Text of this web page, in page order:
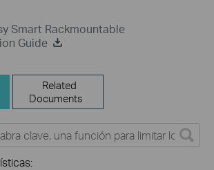
Smart Rackmountable
Guide
Related
Documents